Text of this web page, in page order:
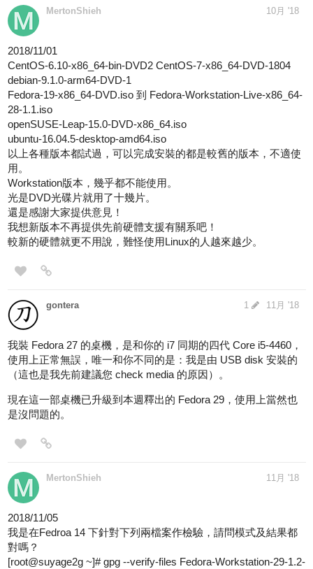
MertonShieh 10月 '18
2018/11/01
CentOS-6.10-x86_64-bin-DVD2 CentOS-7-x86_64-DVD-1804
debian-9.1.0-arm64-DVD-1
Fedora-19-x86_64-DVD.iso 到 Fedora-Workstation-Live-x86_64-
28-1.1.iso
openSUSE-Leap-15.0-DVD-x86_64.iso
ubuntu-16.04.5-desktop-amd64.iso
以上各種版本都試過，可以完成安裝的都是較舊的版本，不適使
用。
Workstation版本，幾乎都不能使用。
光是DVD光碟片就用了十幾片。
還是感謝大家提供意見！
我想新版本不再提供先前硬體支援有關系吧！
較新的硬體就更不用說，難怪使用Linux的人越來越少。
gontera 11月 '18
1
我裝 Fedora 27 的桌機，是和你的 i7 同期的四代 Core i5-4460，
使用上正常無誤，唯一和你不同的是：我是由 USB disk 安裝的
（這也是我先前建議您 check media 的原因）。
現在這一部桌機已升級到本週釋出的 Fedora 29，使用上當然也
是沒問題的。
MertonShieh 11月 '18
2018/11/05
我是在Fedroa 14 下針對下列兩檔案作檢驗，請問模式及結果都
對嗎？
[root@suyage2g ~]# gpg --verify-files Fedora-Workstation-29-1.2-